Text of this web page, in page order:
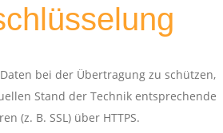
bei der Übertragung zu schützen,
Stand der Technik entsprechende
(z. B. SSL) über HTTPS.